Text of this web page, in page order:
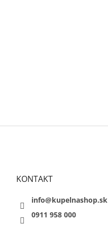
KONTAKT
info@kupelnashop.sk
0911 958 000